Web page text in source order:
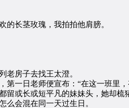
长茎玫瑰，我拍拍他肩膀。
房子去找王太澄。
一日老师便宣布：“在这一班里
或长或短平凡的妹妹头，她却梳
会混在同一天过生日。